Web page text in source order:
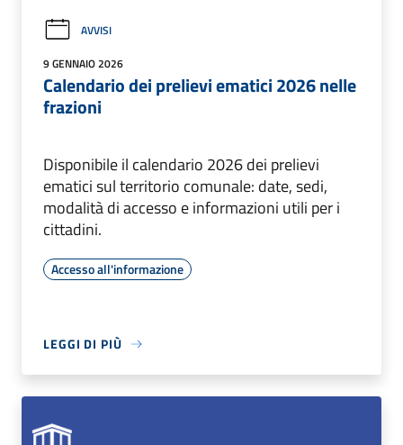
AVVISI
9 GENNAIO 2026
Calendario dei prelievi ematici 2026 nelle
frazioni
Disponibile il calendario 2026 dei prelievi
ematici sul territorio comunale: date, sedi,
modalità di accesso e informazioni utili per i
cittadini.
Accesso all'informazione
LEGGI DI PIÙ